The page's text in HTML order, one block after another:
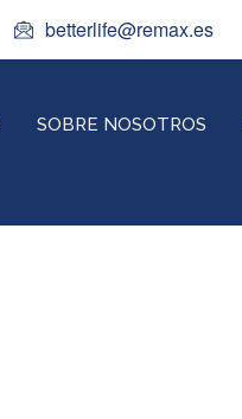
betterlife@remax.es
SOBRE NOSOTROS